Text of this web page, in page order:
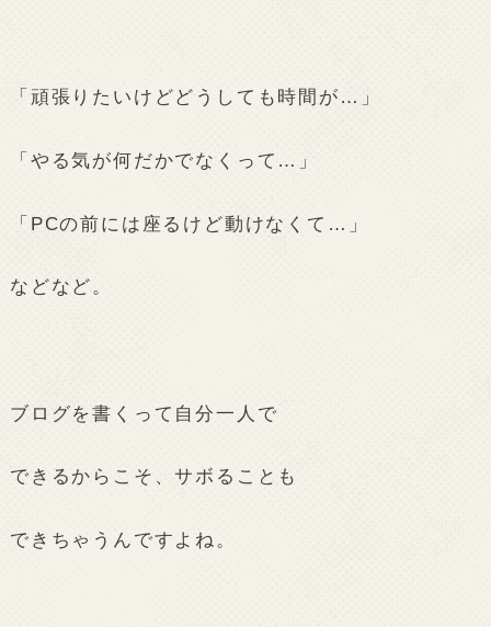
「頑張りたいけどどうしても時間が…」
「やる気が何だかでなくって…」
「PCの前には座るけど動けなくて…」
などなど。
ブログを書くって自分一人で
できるからこそ、サボることも
できちゃうんですよね。